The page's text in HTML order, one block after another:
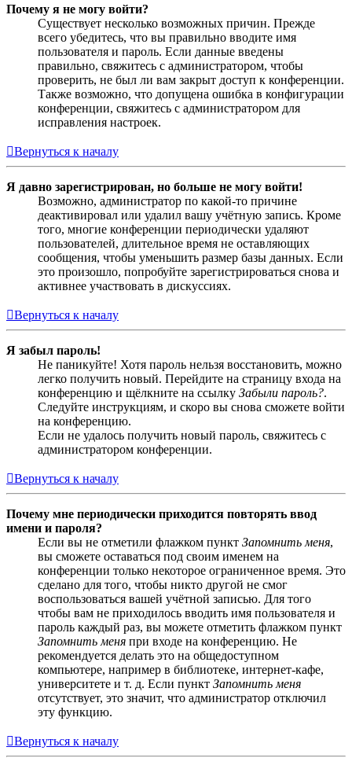
Почему я не могу войти?
Существует несколько возможных причин. Прежде
всего убедитесь, что вы правильно вводите имя
пользователя и пароль. Если данные введены
правильно, свяжитесь с администратором, чтобы
проверить, не был ли вам закрыт доступ к конференции.
Также возможно, что допущена ошибка в конфигурации
конференции, свяжитесь с администратором для
исправления настроек.
Вернуться к началу
Я давно зарегистрирован, но больше не могу войти!
Возможно, администратор по какой-то причине
деактивировал или удалил вашу учётную запись. Кроме
того, многие конференции периодически удаляют
пользователей, длительное время не оставляющих
сообщения, чтобы уменьшить размер базы данных. Если
это произошло, попробуйте зарегистрироваться снова и
активнее участвовать в дискуссиях.
Вернуться к началу
Я забыл пароль!
Не паникуйте! Хотя пароль нельзя восстановить, можно
легко получить новый. Перейдите на страницу входа на
конференцию и щёлкните на ссылку Забыли пароль?.
Следуйте инструкциям, и скоро вы снова сможете войти
на конференцию.
Если не удалось получить новый пароль, свяжитесь с
администратором конференции.
Вернуться к началу
Почему мне периодически приходится повторять ввод
имени и пароля?
Если вы не отметили флажком пункт Запомнить меня,
вы сможете оставаться под своим именем на
конференции только некоторое ограниченное время. Это
сделано для того, чтобы никто другой не смог
воспользоваться вашей учётной записью. Для того
чтобы вам не приходилось вводить имя пользователя и
пароль каждый раз, вы можете отметить флажком пункт
Запомнить меня при входе на конференцию. Не
рекомендуется делать это на общедоступном
компьютере, например в библиотеке, интернет-кафе,
университете и т. д. Если пункт Запомнить меня
отсутствует, это значит, что администратор отключил
эту функцию.
Вернуться к началу